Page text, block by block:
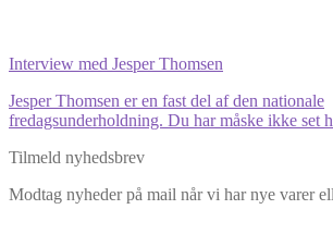
Interview med Jesper Thomsen
Jesper Thomsen er en fast del af den nationale
fredagsunderholdning. Du har måske ikke set
Tilmeld nyhedsbrev
Modtag nyheder på mail når vi har nye varer